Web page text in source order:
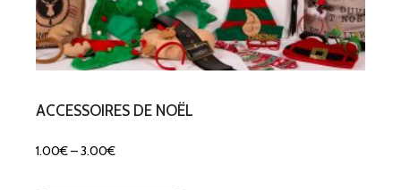
ACCESSOIRES DE NOËL
1.00€–3.00€